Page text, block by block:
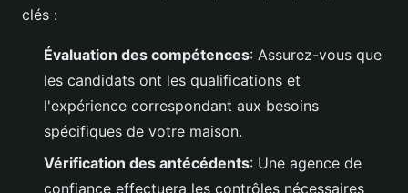
clés :
Évaluation des compétences: Assurez-vous que
les candidats ont les qualifications et
l'expérience correspondant aux besoins
spécifiques de votre maison.
Vérification des antécédents: Une agence de
confiance effectuera les contrôles nécessaires